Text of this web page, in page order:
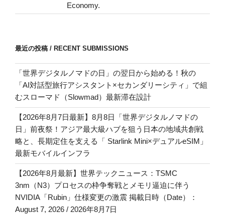
Economy.
最近の投稿 / RECENT SUBMISSIONS
「世界デジタルノマドの日」の翌日から始める！秋の
「AI対話型旅行アシスタント×セカンダリーシティ」で組
むスローマド（Slowmad）最新滞在設計
【2026年8月7日最新】8月8日「世界デジタルノマドの
日」前夜祭！アジア最大級ハブを狙う日本の地域共創戦
略と、長期定住を支える「 Starlink Mini×デュアルeSIM」
最新モバイルインフラ
【2026年8月最新】世界テックニュース：TSMC
3nm（N3）プロセスの枠争奪戦とメモリ逼迫に伴う
NVIDIA「Rubin」仕様変更の激震 掲載日時（Date）：
August 7, 2026 / 2026年8月7日